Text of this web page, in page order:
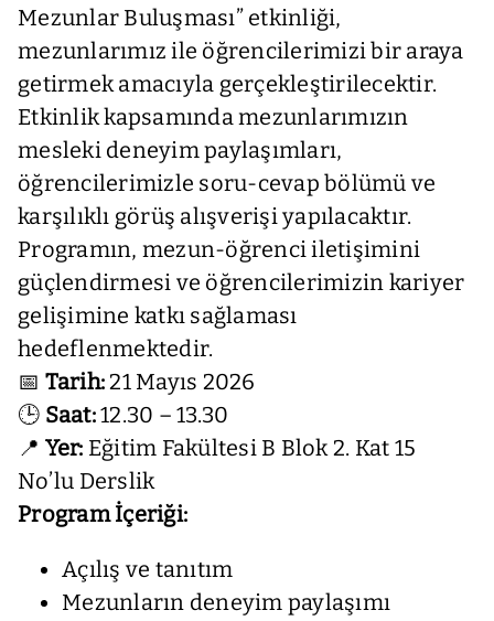
Mezunlar Buluşması” etkinliği,
mezunlarımız ile öğrencilerimizi bir araya
getirmek amacıyla gerçekleştirilecektir.
Etkinlik kapsamında mezunlarımızın
mesleki deneyim paylaşımları,
öğrencilerimizle soru-cevap bölümü ve
karşılıklı görüş alışverişi yapılacaktır.
Programın, mezun-öğrenci iletişimini
güçlendirmesi ve öğrencilerimizin kariyer
gelişimine katkı sağlaması
hedeflenmektedir.
📅 Tarih:21 Mayıs 2026
🕒 Saat:12.30 – 13.30
📍 Yer: Eğitim Fakültesi B Blok 2. Kat 15
No’lu Derslik
Program İçeriği:
Açılış ve tanıtım
Mezunların deneyim paylaşımı